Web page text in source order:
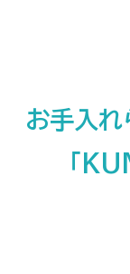
お手入れ
「